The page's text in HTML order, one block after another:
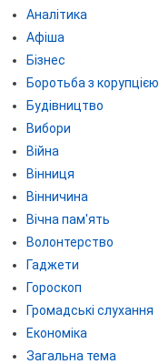
Аналітика
Афіша
Бізнес
Боротьба з корупцією
Будівництво
Вибори
Війна
Вінниця
Вінничина
Вічна пам'ять
Волонтерство
Гаджети
Гороскоп
Громадські слухання
Економіка
Загальна тема